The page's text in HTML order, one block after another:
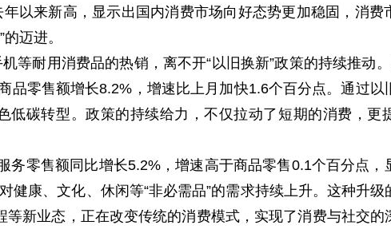
以来新高，显示出国内消费市场向好态势更加稳固，消费
迈进。
等耐用消费品的热销，离不开“以旧换新”政策的持续推动
品零售额增长8.2%，增速比上月加快1.6个百分点。通过以
碳转型。政策的持续给力，不仅拉动了短期的消费，更
零售额同比增长5.2%，增速高于商品零售0.1个百分点，
康、文化、休闲等“非必需品”的需求持续上升。这种升
新业态，正在改变传统的消费模式，实现了消费与社交的